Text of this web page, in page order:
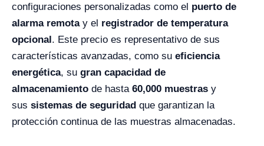
configuraciones personalizadas como el puerto de
alarma remotay el registrador de temperatura
opcional. Este precio es representativo de sus
características avanzadas, como su eficiencia
energética, su gran capacidad de
almacenamiento de hasta 60,000 muestras y
sus sistemas de seguridad que garantizan la
protección continua de las muestras almacenadas.